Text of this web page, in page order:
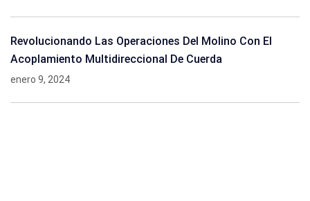
Revolucionando Las Operaciones Del Molino Con El
Acoplamiento Multidireccional De Cuerda
enero 9, 2024